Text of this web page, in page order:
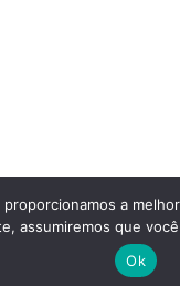
a
assumiremos que
Ok